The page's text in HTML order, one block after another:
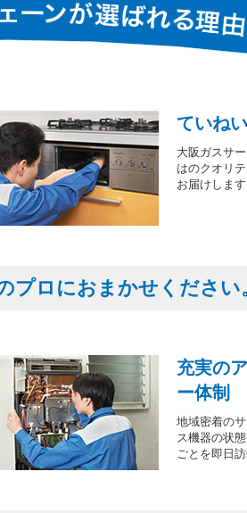
ていね
大阪ガスサ
はのクオリ
お届けします
プロにおまかせください
充実の
ー体制
地域密着の
ス機器の状
ごとを即日